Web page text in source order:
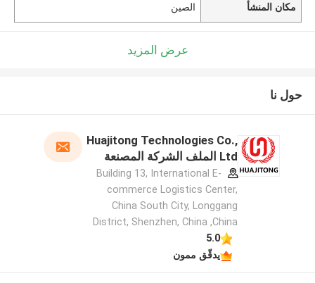
مكان المنشأ الصين
عرض المزيد
حول نا
Huajitong Technologies Co.,
Ltd الملف الشركة المصنعة
Building 13, International E-
commerce Logistics Center,
China South City, Longgang
District, Shenzhen, China ,China
5.0
يدقّق ممون